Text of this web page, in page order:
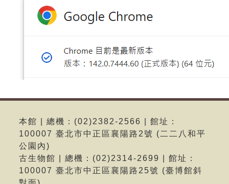
本館 | 總機：(02)2382-2566 | 館址：
100007 臺北市中正區襄陽路2號 (二二八和平
公園內)
古生物館 | 總機：(02)2314-2699 | 館址：
100007 臺北市中正區襄陽路25號 (臺博館斜